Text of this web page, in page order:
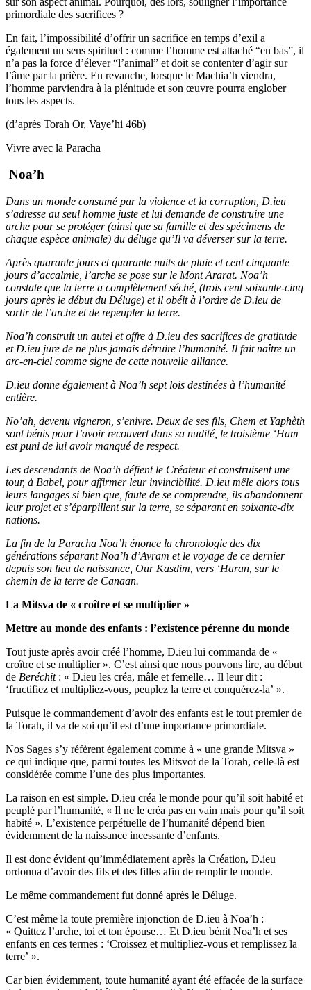
primordiale des sacrifices ?
En fait, l’impossibilité d’offrir un sacrifice en temps d’exil a
également un sens spirituel : comme l’homme est attaché “en bas”, il
n’a pas la force d’élever “l’animal” et doit se contenter d’agir sur
l’âme par la prière. En revanche, lorsque le Machia’h viendra,
l’homme parviendra à la plénitude et son œuvre pourra englober
tous les aspects.
(d’après Torah Or, Vaye’hi 46b)
Vivre avec la Paracha
Noa’h
Dans un monde consumé par la violence et la corruption, D.ieu
s’adresse au seul homme juste et lui demande de construire une
arche pour se protéger (ainsi que sa famille et des spécimens de
chaque espèce animale) du déluge qu’Il va déverser sur la terre.
Après quarante jours et quarante nuits de pluie et cent cinquante
jours d’accalmie, l’arche se pose sur le Mont Ararat. Noa’h
constate que la terre a complètement séché, (trois cent soixante-cinq
jours après le début du Déluge) et il obéit à l’ordre de D.ieu de
sortir de l’arche et de repeupler la terre.
Noa’h construit un autel et offre à D.ieu des sacrifices de gratitude
et D.ieu jure de ne plus jamais détruire l’humanité. Il fait naître un
arc-en-ciel comme signe de cette nouvelle alliance.
D.ieu donne également à Noa’h sept lois destinées à l’humanité
entière.
No’ah, devenu vigneron, s’enivre. Deux de ses fils, Chem et Yaphèth
sont bénis pour l’avoir recouvert dans sa nudité, le troisième ‘Ham
est puni de lui avoir manqué de respect.
Les descendants de Noa’h défient le Créateur et construisent une
tour, à Babel, pour affirmer leur invincibilité. D.ieu mêle alors tous
leurs langages si bien que, faute de se comprendre, ils abandonnent
leur projet et s’éparpillent sur la terre, se séparant en soixante-dix
nations.
La fin de la Paracha Noa’h énonce la chronologie des dix
générations séparant Noa’h d’Avram et le voyage de ce dernier
depuis son lieu de naissance, Our Kasdim, vers ‘Haran, sur le
chemin de la terre de Canaan.
La Mitsva de « croître et se multiplier »
Mettre au monde des enfants : l’existence pérenne du monde
Tout juste après avoir créé l’homme, D.ieu lui commanda de «
croître et se multiplier ». C’est ainsi que nous pouvons lire, au début
de Beréchit : « D.ieu les créa, mâle et femelle… Il leur dit :
‘fructifiez et multipliez-vous, peuplez la terre et conquérez-la’ ».
Puisque le commandement d’avoir des enfants est le tout premier de
la Torah, il va de soi qu’il est d’une importance primordiale.
Nos Sages s’y réfèrent également comme à « une grande Mitsva »
ce qui indique que, parmi toutes les Mitsvot de la Torah, celle-là est
considérée comme l’une des plus importantes.
La raison en est simple. D.ieu créa le monde pour qu’il soit habité et
peuplé par l’humanité, « Il ne le créa pas en vain mais pour qu’il soit
habité ». L’existence perpétuelle de l’humanité dépend bien
évidemment de la naissance incessante d’enfants.
Il est donc évident qu’immédiatement après la Création, D.ieu
ordonna d’avoir des fils et des filles afin de remplir le monde.
Le même commandement fut donné après le Déluge.
C’est même la toute première injonction de D.ieu à Noa’h :
« Quittez l’arche, toi et ton épouse… Et D.ieu bénit Noa’h et ses
enfants en ces termes : ‘Croissez et multipliez-vous et remplissez la
terre’ ».
Car bien évidemment, toute humanité ayant été effacée de la surface